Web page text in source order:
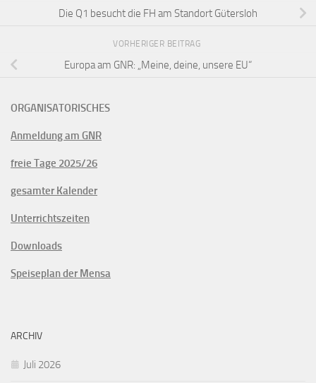
Die Q1 besucht die FH am Standort Gütersloh
VORHERIGER BEITRAG
Europa am GNR: „Meine, deine, unsere EU“
ORGANISATORISCHES
Anmeldung am GNR
freie Tage 2025/26
gesamter Kalender
Unterrichtszeiten
Downloads
Speiseplan der Mensa
ARCHIV
Juli 2026